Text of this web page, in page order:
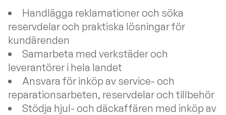
Handlägga reklamationer och söka
reservdelar och praktiska lösningar för
kundärenden
Samarbeta med verkstäder och
leverantörer i hela landet
Ansvara för inköp av service- och
reparationsarbeten, reservdelar och tillbehör
Stödja hjul- och däckaffären med inköp av